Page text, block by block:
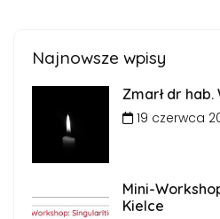
Najnowsze wpisy
Zmarł dr hab.
19 czerwca
Mini-
Kielce